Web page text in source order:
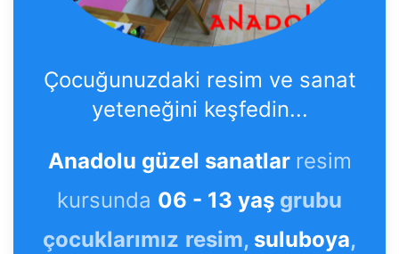
Çocuğunuzdaki resim ve sanat
yeteneğini keşfedin...
Anadolu güzel sanatlar resim
kursunda 06 - 13 yaş grubu
çocuklarımız resim, suluboya,